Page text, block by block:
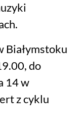
Białymstoku
do
14 w
z cyklu